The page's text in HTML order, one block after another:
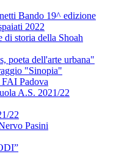
Bando 19^ edizione
2022
di storia della Shoah
poeta dell'arte urbana"
"Sinopia"
Padova
A.S. 2021/22
22
Pasini